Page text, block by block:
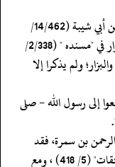
‏‏‏‏أخرجه النسائي (8403) ، والحاكم (3/437) ، وابن أبي شيبة (14/462/
1875) ، وابن أبي عاصم في "السنة" (2/608) ، والبزار في "مسنده " (2/338/
ولم يذكرا إلا
إلى رسول الله - صلى
بن سمرة، فقد
أجمعوا على تضعيفه، خلافاً لابن حبان فذكره في"الثقات" (5/ 418) ، ومع